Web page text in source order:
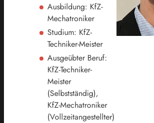
Ausbildung: KfZ-
Mechatroniker
Studium: KfZ-
Techniker-Meister
Ausgeübter Beruf:
KfZ-Techniker-
Meister
(Selbstständig),
KfZ-Mechatroniker
(Vollzeitangestellter)